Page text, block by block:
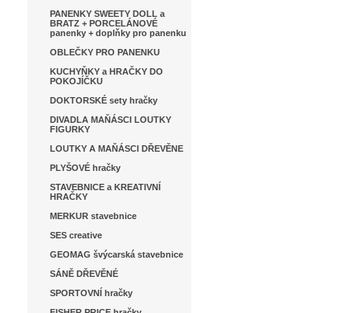
PANENKY SWEETY DOLL a
BRATZ + PORCELÁNOVÉ
panenky + doplňky pro panenku
OBLEČKY PRO PANENKU
KUCHYŇKY a HRAČKY DO
POKOJÍČKU
DOKTORSKÉ sety hračky
DIVADLA MAŇÁSCI LOUTKY
FIGURKY
LOUTKY A MAŇÁSCI DŘEVĚNE
PLYŠOVÉ hračky
STAVEBNICE a KREATIVNÍ
HRAČKY
MERKUR stavebnice
SES creative
GEOMAG švýcarská stavebnice
SÁNĚ DŘEVĚNÉ
SPORTOVNÍ hračky